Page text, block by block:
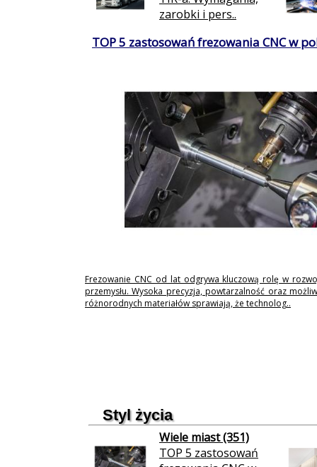
zarobki i pers..
TOP 5 zastosowań frezowania CNC w
Frezowanie CNC od lat odgrywa kluczową rolę w
przemysłu. Wysoka precyzja, powtarzalność oraz
różnorodnych materiałów sprawiają, że technolog..
Styl życia
Wiele miast (351)
TOP 5 zastosowań